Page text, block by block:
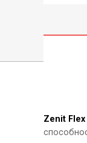
Zenit Flex